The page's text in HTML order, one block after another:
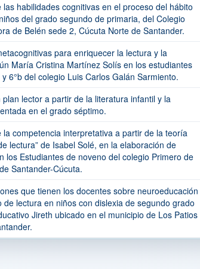
las habilidades cognitivas en el proceso del hábito
del grado segundo de primaria, del Colegio
de Belén sede 2, Cúcuta Norte de Santander.
para enriquecer la lectura y la
María Cristina Martínez Solís en los estudiantes
6°b del colegio Luis Carlos Galán Sarmiento.
plan lector a partir de la literatura infantil y la
en el grado séptimo.
la competencia interpretativa a partir de la teoría
lectura” de Isabel Solé, en la elaboración de
los Estudiantes de noveno del colegio Primero de
Santander-Cúcuta.
que tienen los docentes sobre neuroeducación
de lectura en niños con dislexia de segundo grado
Jireth ubicado en el municipio de Los Patios